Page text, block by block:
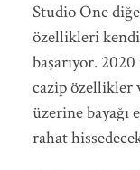
Studio One
özellikleri
başarıyor.
cazip özellikler
üzerine
rahat